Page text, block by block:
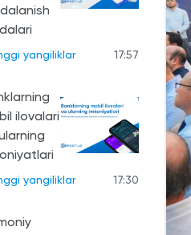
yangiliklar 17:57
ilovalari
yangiliklar 17:30